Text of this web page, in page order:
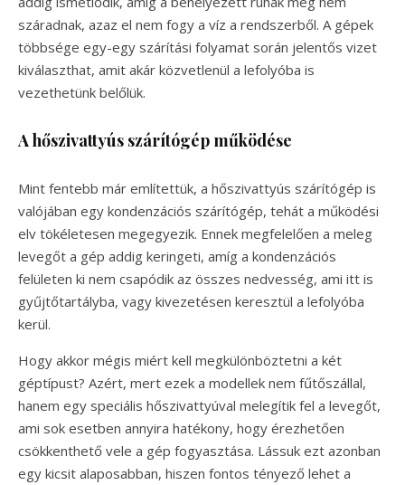
száradnak, azaz el nem fogy a víz a rendszerből. A gépek
többsége egy-egy szárítási folyamat során jelentős vizet
kiválaszthat, amit akár közvetlenül a lefolyóba is
vezethetünk belőlük.
A hőszivattyús szárítógép működése
Mint fentebb már említettük, a hőszivattyús szárítógép is
valójában egy kondenzációs szárítógép, tehát a működési
elv tökéletesen megegyezik. Ennek megfelelően a meleg
levegőt a gép addig keringeti, amíg a kondenzációs
felületen ki nem csapódik az összes nedvesség, ami itt is
gyűjtőtartályba, vagy kivezetésen keresztül a lefolyóba
kerül.
Hogy akkor mégis miért kell megkülönböztetni a két
géptípust? Azért, mert ezek a modellek nem fűtőszállal,
hanem egy speciális hőszivattyúval melegítik fel a levegőt,
ami sok esetben annyira hatékony, hogy érezhetően
csökkenthető vele a gép fogyasztása. Lássuk ezt azonban
egy kicsit alaposabban, hiszen fontos tényező lehet a